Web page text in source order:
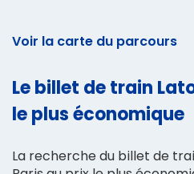
Voir la carte du parcours
Le billet de train
le plus économique
La recherche du billet de